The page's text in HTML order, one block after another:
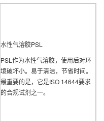
水性气溶胶PSL
PSL作为水性气溶胶，使用后对环
境破坏小。易于清洁，节省时间。
最重要的是，它是ISO 14644要求
的合规试剂之一。